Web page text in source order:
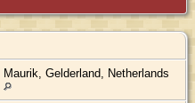
Maurik, Gelderland, Netherlands